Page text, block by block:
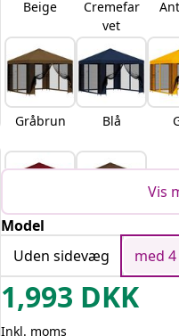
Beige
Cremefar
vet
Gråbrun Blå
Bordeaux Brun
Vis
Model
Uden sidevæg
med
1,993 DKK
Inkl. moms